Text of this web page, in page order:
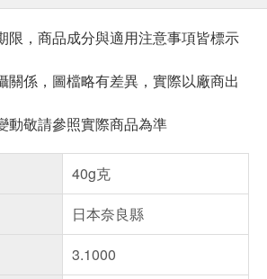
限，商品成分與適用注意事項皆標示
關係，圖檔略有差異，實際以廠商出
動敬請參照實際商品為準
40g克
日本奈良縣
3.1000